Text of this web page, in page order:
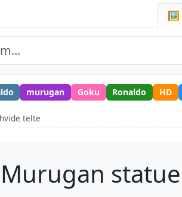
🖼️
murugan Goku Ronaldo HD
telte
Murugan